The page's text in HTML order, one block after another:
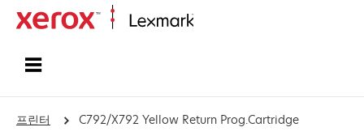
프린터 C792/X792 Yellow Return Prog.Cartridge